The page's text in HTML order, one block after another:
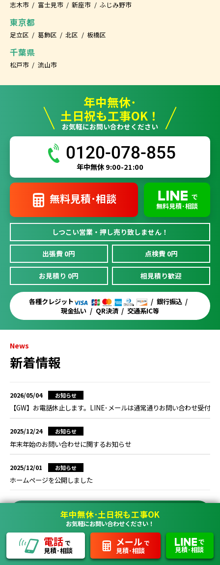
志木市
富士見市 新座市 ふじみ野市
東京都
足立区 葛飾区 北区 板橋区
千葉県
松戸市 流山市
年中無休･
土日祝も工事OK！
お気軽にお問い合わせください
0120-078-855
年中無休 9:00-21:00
無料見積･相談
で
無料見積･相談
しつこい営業・押し売り致しません！
出張費 0円 点検費 0円
お見積り 0円 相見積り歓迎
各種クレジット
銀行振込
現金払い
QR決済 交通系IC等
News
新着情報
2026/05/04 お知らせ
【GW】お電話休止します。LINE･メールは通常通りお問い合わせ受付
2025/12/24 お知らせ
年末年始のお問い合わせに関するお知らせ
2025/12/01 お知らせ
ホームページを公開しました
新着情報一覧
ガス給湯器 トイレ
年中無休･土日祝も工事OK
お気軽にお問い合わせください！
電話で
見積･相談
メール で
見積･相談
で
見積･相談